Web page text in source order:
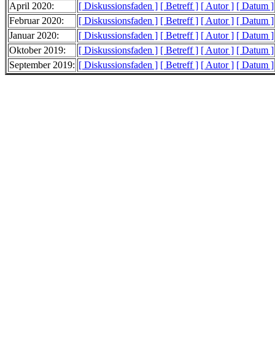
April 2020:
[ Diskussionsfaden ] [ Betreff ] [ Autor ] [ Datum ]
Februar 2020:
[ Diskussionsfaden ] [ Betreff ] [ Autor ] [ Datum ]
Januar 2020:
[ Diskussionsfaden ] [ Betreff ] [ Autor ] [ Datum ]
Oktober 2019:
[ Diskussionsfaden ] [ Betreff ] [ Autor ] [ Datum ]
September 2019: [ Diskussionsfaden ] [ Betreff ] [ Autor ] [ Datum ]